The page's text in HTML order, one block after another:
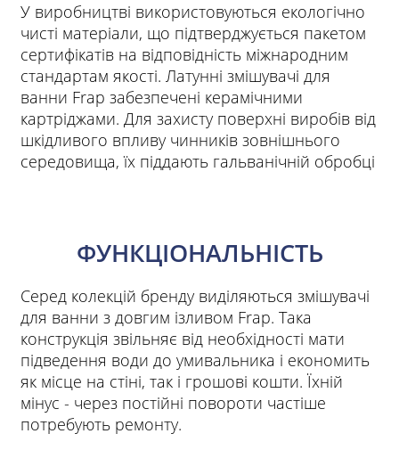
У виробництві використовуються екологічно
чисті матеріали, що підтверджується пакетом
сертифікатів на відповідність міжнародним
стандартам якості. Латунні змішувачі для
ванни Frap забезпечені керамічними
картріджами. Для захисту поверхні виробів від
шкідливого впливу чинників зовнішнього
середовища, їх піддають гальванічній обробці
ФУНКЦІОНАЛЬНІСТЬ
Серед колекцій бренду виділяються змішувачі
для ванни з довгим ізливом Frap. Така
конструкція звільняє від необхідності мати
підведення води до умивальника і економить
як місце на стіні, так і грошові кошти. Їхній
мінус - через постійні повороти частіше
потребують ремонту.